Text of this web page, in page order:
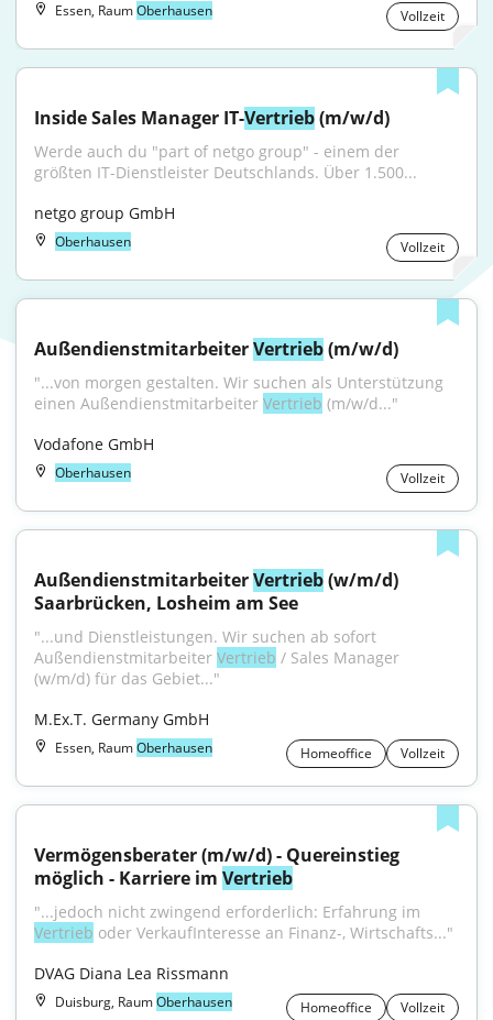
Essen, RaumOberhausen Vollzeit
Inside Sales Manager IT-Vertrieb (m/w/d)
Werde auch du "part of netgo group" - einem der
größten IT-Dienstleister Deutschlands. Über 1.500...
netgo group GmbH
Oberhausen Vollzeit
Außendienstmitarbeiter Vertrieb (m/w/d)
"...von morgen gestal­ten. Wir suchen als Unterstützung
einen Außendienstmitarbeiter Vertrieb (m/w/d..."
Vodafone GmbH
Oberhausen Vollzeit
Außendienstmitarbeiter Vertrieb (w/m/d)
Saarbrücken, Losheim am See
"...und Dienstleistungen. Wir suchen ab sofort
Außendienstmitarbeiter Vertrieb / Sales Manager
(w/m/d) für das Gebiet..."
M.Ex.T. Germany GmbH
Essen, RaumOberhausen Homeoffice Vollzeit
Vermögensberater (m/w/d) - Quereinstieg
möglich - Karriere im Vertrieb
Vertrieb oder VerkaufInteresse an Finanz-, Wirtschafts..."
DVAG Diana Lea Rissmann
Duisburg, RaumOberhausen Homeoffice Vollzeit